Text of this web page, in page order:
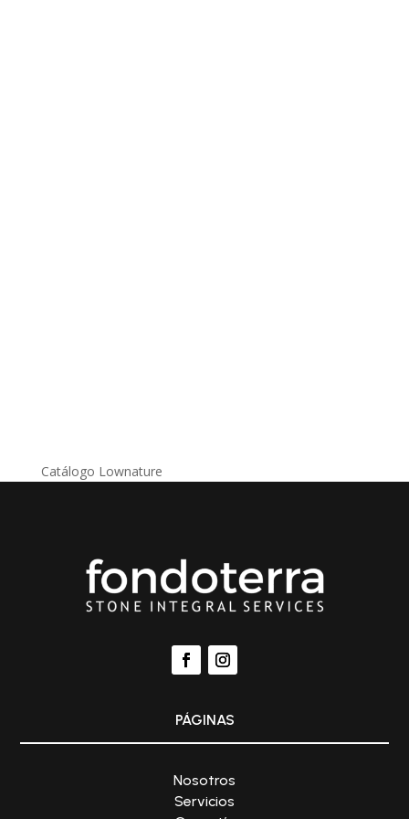
Catálogo Lownature
PÁGINAS
Nosotros
Servicios